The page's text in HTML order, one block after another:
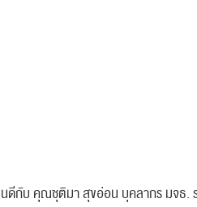
ดีกับ คุณชุติมา สุขอ่อน บุคลากร มจธ.